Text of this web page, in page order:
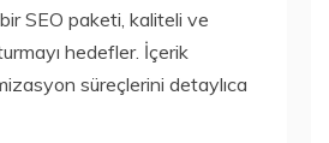
SEO paketi, kaliteli ve
hedefler. İçerik
süreçlerini detaylıca